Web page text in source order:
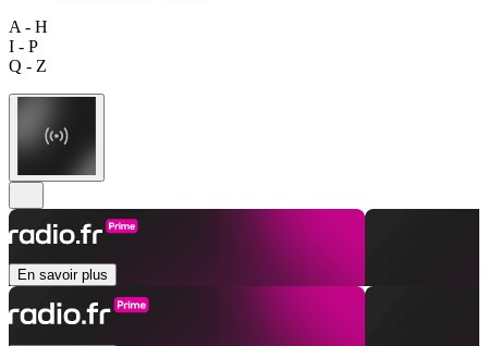
A - H
I - P
Q - Z
En savoir plus